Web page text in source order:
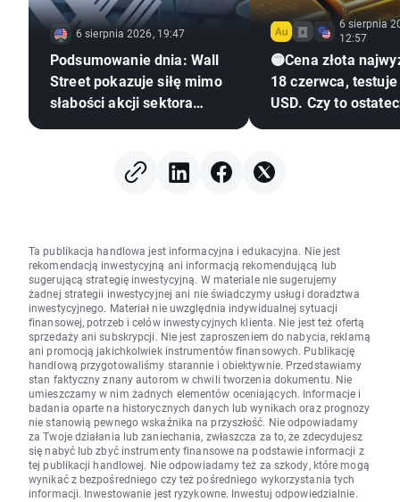
6 sierpnia 2026, 19:47
Podsumowanie dnia: Wall
Street pokazuje siłę mimo
słabości akcji sektora
6 sierpnia
12:57
🟡Cena złota
18 czerwca,
USD. Czy to
Ta publikacja handlowa jest informacyjna i edukacyjna. Nie jest
rekomendacją inwestycyjną ani informacją rekomendującą lub
sugerującą strategię inwestycyjną. W materiale nie sugerujemy
żadnej strategii inwestycyjnej ani nie świadczymy usługi doradztwa
inwestycyjnego. Materiał nie uwzględnia indywidualnej sytuacji
finansowej, potrzeb i celów inwestycyjnych klienta. Nie jest też ofertą
sprzedaży ani subskrypcji. Nie jest zaproszeniem do nabycia, reklamą
ani promocją jakichkolwiek instrumentów finansowych. Publikację
handlową przygotowaliśmy starannie i obiektywnie. Przedstawiamy
stan faktyczny znany autorom w chwili tworzenia dokumentu. Nie
umieszczamy w nim żadnych elementów oceniających. Informacje i
badania oparte na historycznych danych lub wynikach oraz prognozy
nie stanowią pewnego wskaźnika na przyszłość. Nie odpowiadamy
za Twoje działania lub zaniechania, zwłaszcza za to, że zdecydujesz
się nabyć lub zbyć instrumenty finansowe na podstawie informacji z
tej publikacji handlowej. Nie odpowiadamy też za szkody, które mogą
wynikać z bezpośredniego czy też pośredniego wykorzystania tych
informacji. Inwestowanie jest ryzykowne. Inwestuj odpowiedzialnie.